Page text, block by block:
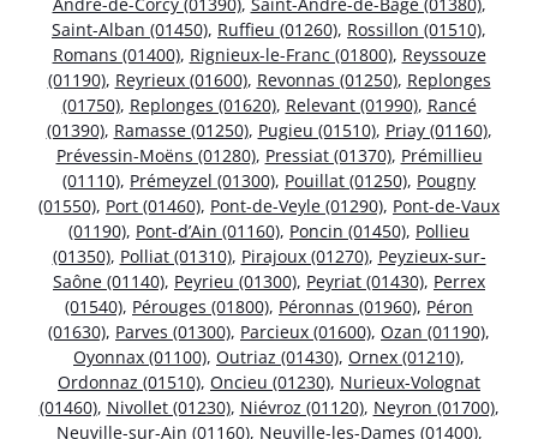
Saint-Alban (01450), Ruffieu (01260), Rossillon (01510),
Romans (01400), Rignieux-le-Franc (01800), Reyssouze
(01190), Reyrieux (01600), Revonnas (01250), Replonges
(01750), Replonges (01620), Relevant (01990), Rancé
(01390), Ramasse (01250), Pugieu (01510), Priay (01160),
Prévessin-Moëns (01280), Pressiat (01370), Prémillieu
(01110), Prémeyzel (01300), Pouillat (01250), Pougny
(01550), Port (01460), Pont-de-Veyle (01290), Pont-de-Vaux
(01190), Pont-d’Ain (01160), Poncin (01450), Pollieu
(01350), Polliat (01310), Pirajoux (01270), Peyzieux-sur-
Saône (01140), Peyrieu (01300), Peyriat (01430), Perrex
(01540), Pérouges (01800), Péronnas (01960), Péron
(01630), Parves (01300), Parcieux (01600), Ozan (01190),
Oyonnax (01100), Outriaz (01430), Ornex (01210),
Ordonnaz (01510), Oncieu (01230), Nurieux-Volognat
(01460), Nivollet (01230), Niévroz (01120), Neyron (01700),
Neuville-sur-Ain (01160), Neuville-les-Dames (01400),